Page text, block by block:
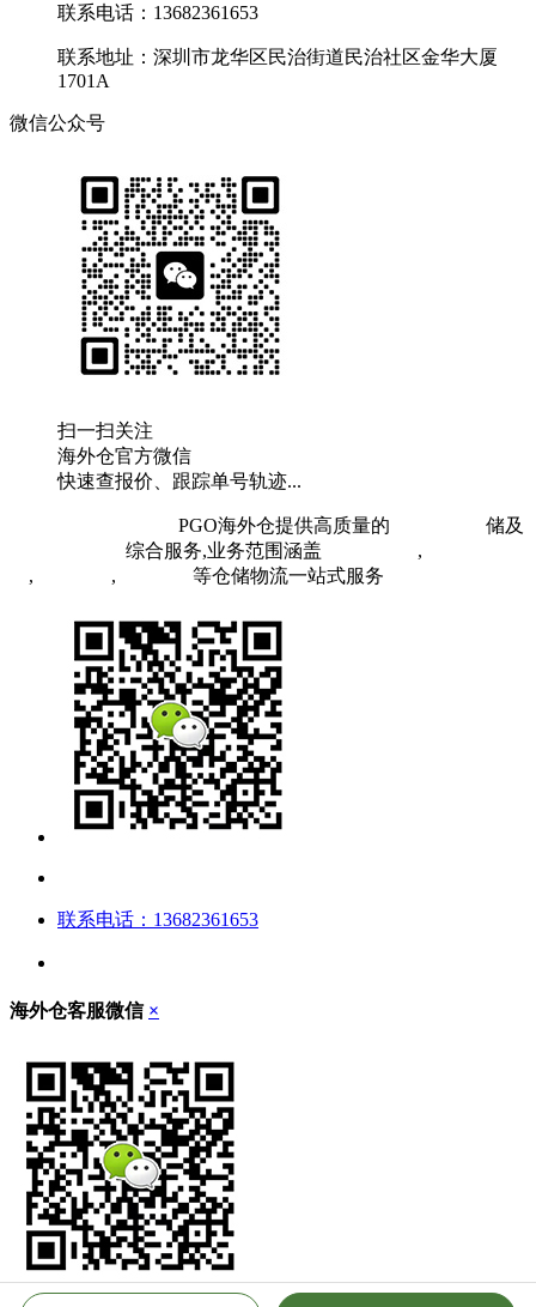
联系电话：13682361653
联系地址：深圳市龙华区民治街道民治社区金华大厦
1701A
微信公众号
扫一扫关注
海外仓官方微信
快速查报价、跟踪单号轨迹...
PGO海外仓提供高质量的
储及
综合服务,业务范围涵盖 ,
, , 等仓储物流一站式服务
联系电话：13682361653
海外仓客服微信 ×